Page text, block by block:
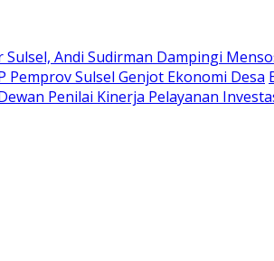
Sulsel, Andi Sudirman Dampingi
Pemprov Sulsel Genjot Ekonomi Desa
Penilai Kinerja Pelayanan